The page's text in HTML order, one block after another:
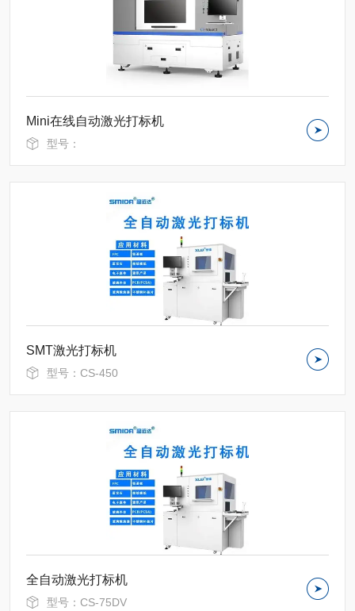
Mini在线自动激光打标机
型号：
SMT激光打标机
型号：CS-450
全自动激光打标机
型号：CS-75DV